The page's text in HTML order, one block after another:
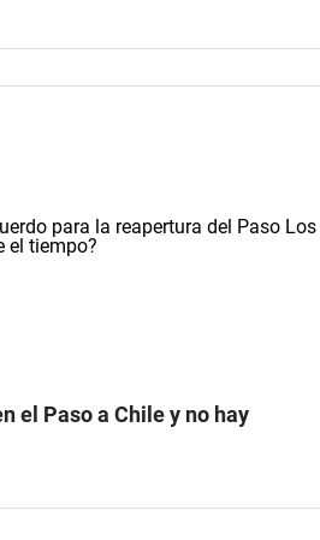
el Paso a Chile y no hay